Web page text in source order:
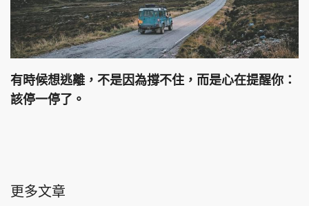
有時候想逃離，不是因為撐不住，而是心在提醒你：
該停一停了。
更多文章